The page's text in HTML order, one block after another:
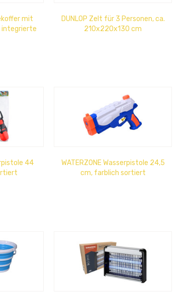
mit
DUNLOP Zelt für 3 Personen, ca.
210x220x130 cm
44
WATERZONE Wasserpistole 24,5
cm, farblich sortiert